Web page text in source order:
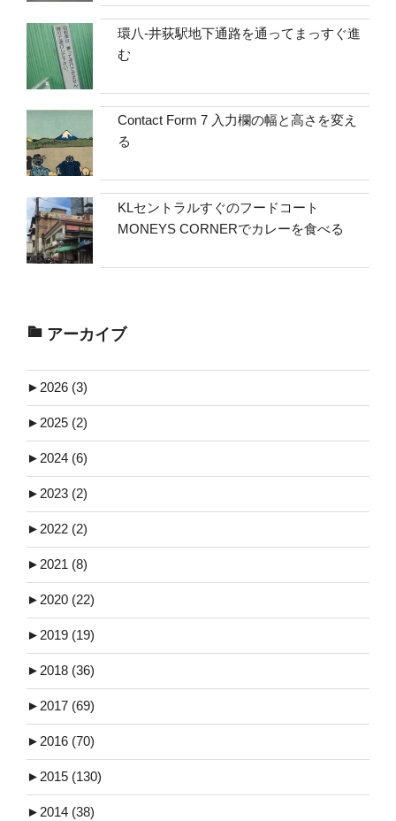
環八-井荻駅地下通路を通ってまっすぐ進
む
Contact Form 7 入力欄の幅と高さを変え
る
KLセントラルすぐのフードコート
MONEYS CORNERでカレーを食べる
アーカイブ
► 2026 (3)
► 2025 (2)
► 2024 (6)
► 2023 (2)
► 2022 (2)
► 2021 (8)
► 2020 (22)
► 2019 (19)
► 2018 (36)
► 2017 (69)
► 2016 (70)
► 2015 (130)
► 2014 (38)